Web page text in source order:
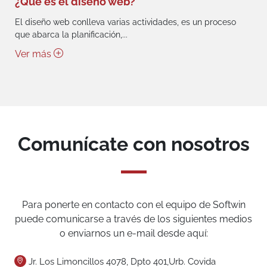
El diseño web conlleva varias actividades, es un proceso
que abarca la planificación,...
Ver más
Comunícate con nosotros
Para ponerte en contacto con el equipo de Softwin
puede comunicarse a través de los siguientes medios
o enviarnos un e-mail desde aquí:
Jr. Los Limoncillos 4078, Dpto 401,Urb. Covida